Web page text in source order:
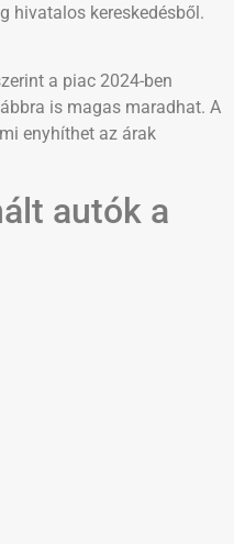
hivatalos kereskedésből.
a piac 2024-ben
is magas maradhat. A
enyhíthet az árak
autók a